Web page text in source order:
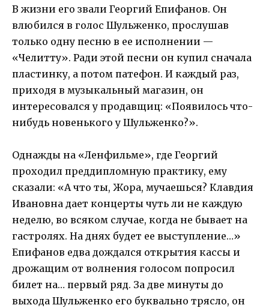
В жизни его звали Георгий Епифанов. Он
влюбился в голос Шульженко, прослушав
только одну песню в ее исполнении —
«Челитту». Ради этой песни он купил сначала
пластинку, а потом патефон. И каждый раз,
приходя в музыкальный магазин, он
интересовался у продавщиц: «Появилось что-
нибудь новенького у Шульженко?».
Однажды на «Ленфильме», где Георгий
проходил преддипломную практику, ему
сказали: «А что ты, Жора, мучаешься? Клавдия
Ивановна дает концерты чуть ли не каждую
неделю, во всяком случае, когда не бывает на
гастролях. На днях будет ее выступление…»
Епифанов едва дождался открытия кассы и
дрожащим от волнения голосом попросил
билет на… первый ряд. За две минуты до
выхода Шульженко его буквально трясло, он